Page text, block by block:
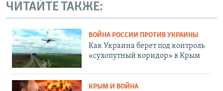
ЧИТАЙТЕ ТАКЖЕ:
ВОЙНА РОССИИ ПРОТИВ УКРАИНЫ
Как Украина берет под контроль
«сухопутный коридор» в Крым
КРЫМ И ВОЙНА